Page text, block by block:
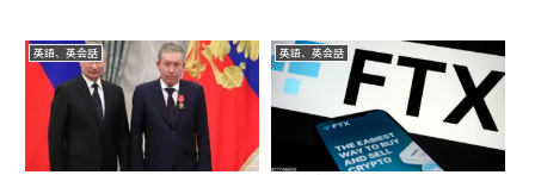
英語、英会話 英語、英会話